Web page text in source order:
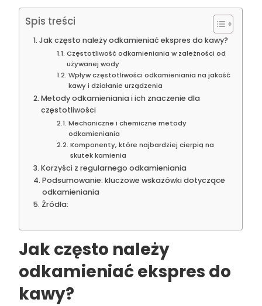
Spis treści
Jak często należy odkamieniać ekspres do kawy?
Częstotliwość odkamieniania w zależności od
używanej wody
Wpływ częstotliwości odkamieniania na jakość
kawy i działanie urządzenia
Metody odkamieniania i ich znaczenie dla
częstotliwości
Mechaniczne i chemiczne metody
odkamieniania
Komponenty, które najbardziej cierpią na
skutek kamienia
Korzyści z regularnego odkamieniania
Podsumowanie: kluczowe wskazówki dotyczące
odkamieniania
Źródła:
Jak często należy
odkamieniać ekspres do
kawy?